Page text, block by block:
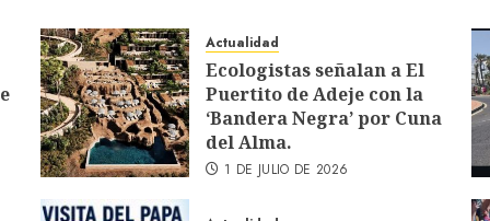
Actualidad
Ecologistas señalan a El
Puertito de Adeje con la
‘Bandera Negra’ por Cuna
del Alma.
1 DE JULIO DE 2026